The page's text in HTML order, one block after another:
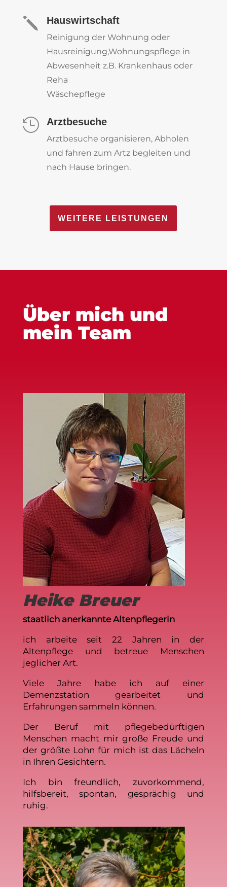
j Hauswirtschaft
Reinigung der Wohnung oder
Hausreinigung,Wohnungspflege in
Abwesenheit z.B. Krankenhaus oder
Reha
Wäschepflege
 Arztbesuche
Arztbesuche organisieren, Abholen
und fahren zum Artz begleiten und
nach Hause bringen.
WEITERE LEISTUNGEN
Über mich und
mein Team
Heike Breuer
staatlich anerkannte Altenpflegerin
ich arbeite seit 22 Jahren in der
Altenpflege und betreue Menschen
jeglicher Art.
Viele Jahre habe ich auf einer
Demenzstation gearbeitet und
Erfahrungen sammeln können.
Der Beruf mit pflegebedürftigen
Menschen macht mir große Freude und
der größte Lohn für mich ist das Lächeln
in Ihren Gesichtern.
Ich bin freundlich, zuvorkommend,
hilfsbereit, spontan, gesprächig und
ruhig.